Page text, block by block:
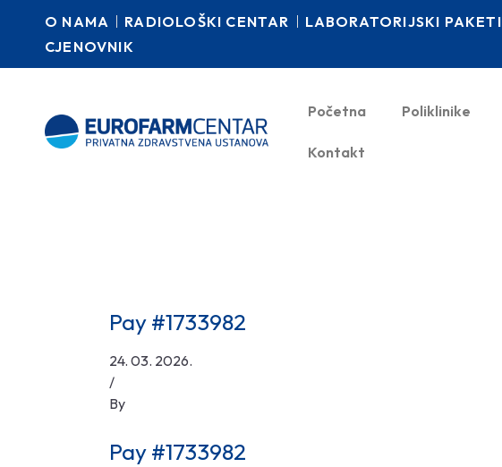
O NAMA RADIOLOŠKI CENTAR
LABORATORIJSKI PAKETI
CJENOVNIK
Početna Poliklinike
Kontakt
Pay #1733982
24. 03. 2026.
/
By
Pay #1733982